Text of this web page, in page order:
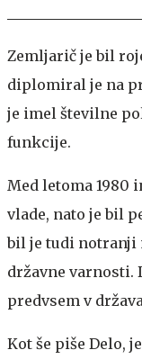
Zemljarič je bil
diplomiral je na
je imel številne
funkcije.
Med letoma 1980
vlade, nato je bil
bil je tudi notranji
državne varnosti.
predvsem v
Kot še piše Delo,